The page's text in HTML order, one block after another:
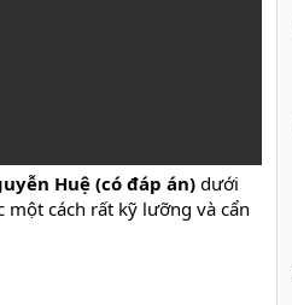
Huệ (có đáp án) dưới
cách rất kỹ lưỡng và cẩn